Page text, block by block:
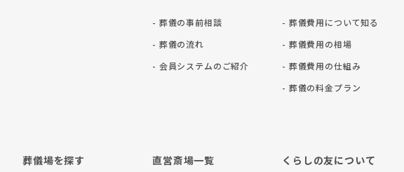
- 葬儀の事前相談
- 葬儀の流れ
- 会員システムのご紹介
- 葬儀費用について知る
- 葬儀費用の相場
- 葬儀費用の仕組み
- 葬儀の料⾦プラン
葬儀場を探す 直営斎場一覧 くらしの友について